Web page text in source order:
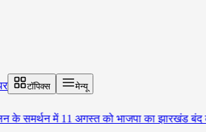
टॉपिक्स मेन्यू
में 11 अगस्त को भाजपा का झारखंड बंद का ऐलान